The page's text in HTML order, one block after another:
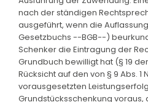
nach der ständigen
ausgeführt, wenn die
Gesetzbuchs --BGB--)
Schenker die Eintragung der
Grundbuch bewilligt hat (§ 19
Rücksicht auf den von § 9 Abs. 1
vorausgesetzten
Grundstücksschenkung voraus,